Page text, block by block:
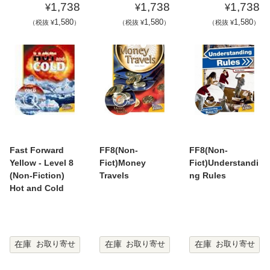
¥1,738
（税抜 ¥1,580）
¥1,738
（税抜 ¥1,580）
¥1,738
（税抜 ¥1,580）
Fast Forward
Yellow - Level 8
(Non-Fiction)
Hot and Cold
在庫 お取り寄せ
FF8(Non-
Fict)Money
Travels
在庫 お取り寄せ
FF8(Non-
Fict)Understandi
ng Rules
在庫 お取り寄せ